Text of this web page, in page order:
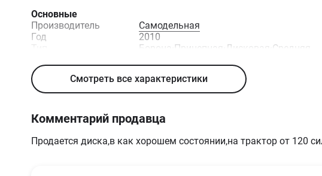
Основные
Производитель
Самодельная
Год
2010
Борона Прицепная Дисковая Средняя
Смотреть все характеристики
Комментарий продавца
Продается диска,в как хорошем состоянии,на трактор от 120